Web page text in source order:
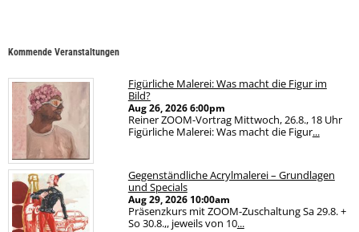
Kommende Veranstaltungen
Figürliche Malerei: Was macht die Figur im
Bild?
Aug 26, 20266:00pm
Reiner ZOOM-Vortrag Mittwoch, 26.8., 18 Uhr
Figürliche Malerei: Was macht die Figur...
Gegenständliche Acrylmalerei – Grundlagen
und Specials
Aug 29, 2026 10:00am
Präsenzkurs mit ZOOM-Zuschaltung Sa 29.8. +
So 30.8.,, jeweils von 10...